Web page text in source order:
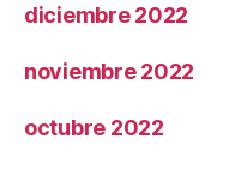
diciembre 2022
noviembre 2022
octubre 2022